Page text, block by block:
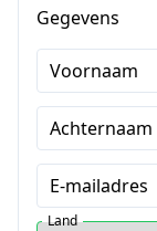
Gegevens
Voornaam
Achternaam
E-mailadres
Land